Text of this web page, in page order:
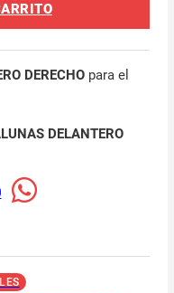
DERECHOpara el
DELANTERO